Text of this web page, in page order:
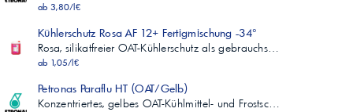
ab 3,80/l€
Kühlerschutz Rosa AF 12+ Fertigmischung -34°
Rosa, silikatfreier OAT-Kühlerschutz als gebrauchs…
ab 1,05/l€
Petronas Paraflu HT (OAT/Gelb)
Konzentriertes, gelbes OAT-Kühlmittel- und Frostsc…